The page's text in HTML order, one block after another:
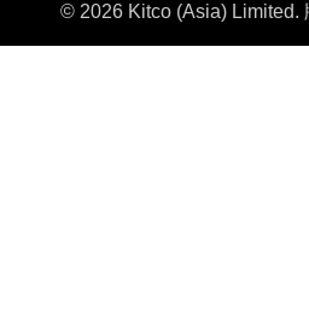
© 2026 Kitco (Asia) Limited.